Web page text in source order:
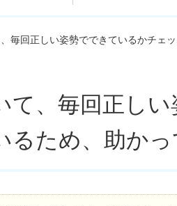
毎回正しい姿勢でできているかチェ
て、毎回正し
るため、助か